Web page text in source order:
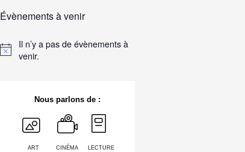
Évènements à venir
Il n’y a pas de évènements à
venir.
Nous parlons de :
ART CINÉMA LECTURE